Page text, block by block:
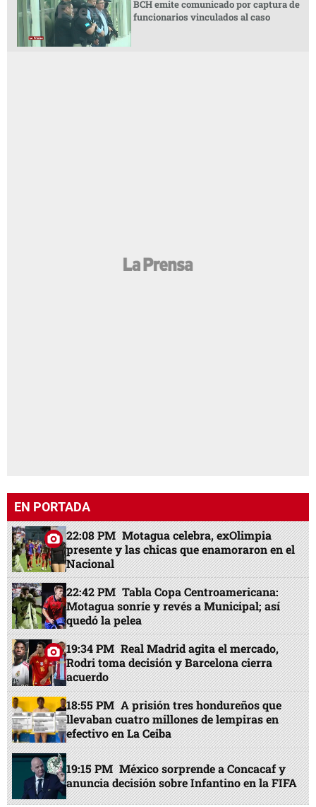
BCH emite comunicado por captura de
funcionarios vinculados al caso
EN PORTADA
22:08 PM Motagua celebra, exOlimpia
presente y las chicas que enamoraron en el
Nacional
22:42 PM Tabla Copa Centroamericana:
Motagua sonríe y revés a Municipal; así
quedó la pelea
19:34 PM Real Madrid agita el mercado,
Rodri toma decisión y Barcelona cierra
acuerdo
18:55 PM A prisión tres hondureños que
llevaban cuatro millones de lempiras en
efectivo en La Ceiba
19:15 PM México sorprende a Concacaf y
anuncia decisión sobre Infantino en la FIFA